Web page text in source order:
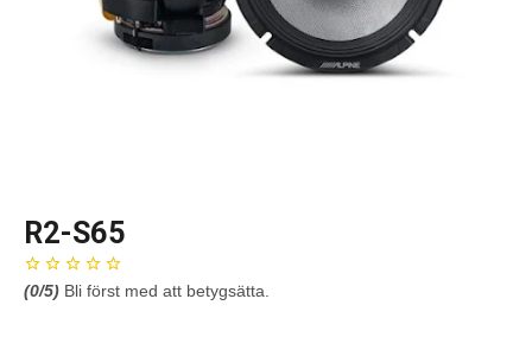
R2-S65
(0/5) Bli först med att betygsätta.